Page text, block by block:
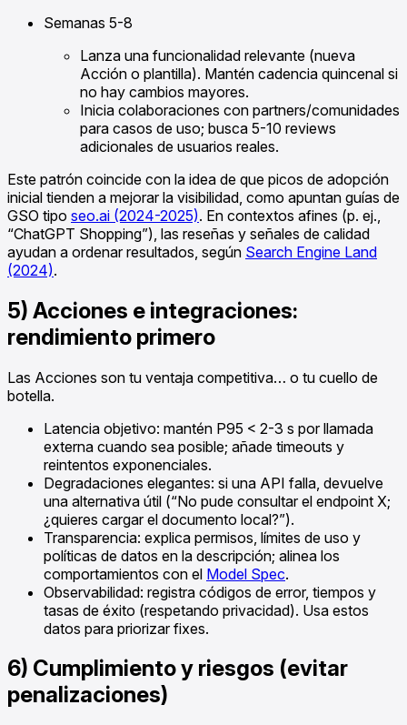
Semanas 5-8
Lanza una funcionalidad relevante (nueva
Acción o plantilla). Mantén cadencia quincenal si
no hay cambios mayores.
Inicia colaboraciones con partners/comunidades
para casos de uso; busca 5-10 reviews
adicionales de usuarios reales.
Este patrón coincide con la idea de que picos de adopción
inicial tienden a mejorar la visibilidad, como apuntan guías de
GSO tipo seo.ai (2024-2025). En contextos afines (p. ej.,
“ChatGPT Shopping”), las reseñas y señales de calidad
ayudan a ordenar resultados, según Search Engine Land
(2024).
5) Acciones e integraciones:
rendimiento primero
Las Acciones son tu ventaja competitiva… o tu cuello de
botella.
Latencia objetivo: mantén P95 < 2-3 s por llamada
externa cuando sea posible; añade timeouts y
reintentos exponenciales.
Degradaciones elegantes: si una API falla, devuelve
una alternativa útil (“No pude consultar el endpoint X;
¿quieres cargar el documento local?”).
Transparencia: explica permisos, límites de uso y
políticas de datos en la descripción; alinea los
comportamientos con el Model Spec.
Observabilidad: registra códigos de error, tiempos y
tasas de éxito (respetando privacidad). Usa estos
datos para priorizar fixes.
6) Cumplimiento y riesgos (evitar
penalizaciones)